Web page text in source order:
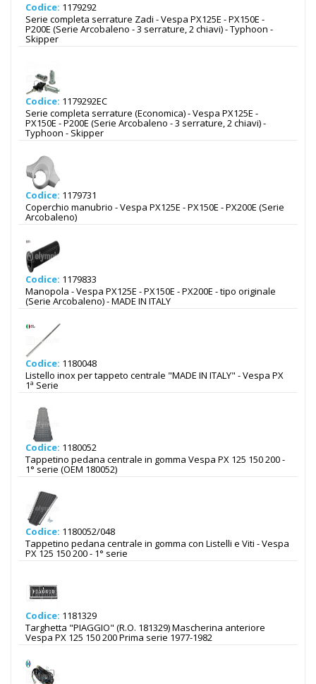
Codice: 1179292
Serie completa serrature Zadi - Vespa PX125E - PX150E -
P200E (Serie Arcobaleno - 3 serrature, 2 chiavi) - Typhoon -
Skipper
Codice: 1179292EC
Serie completa serrature (Economica) - Vespa PX125E -
PX150E - P200E (Serie Arcobaleno - 3 serrature, 2 chiavi) -
Typhoon - Skipper
Codice: 1179731
Coperchio manubrio - Vespa PX125E - PX150E - PX200E (Serie
Arcobaleno)
Codice: 1179833
Manopola - Vespa PX125E - PX150E - PX200E - tipo originale
(Serie Arcobaleno) - MADE IN ITALY
Codice: 1180048
Listello inox per tappeto centrale "MADE IN ITALY" - Vespa PX
1ª Serie
Codice: 1180052
Tappetino pedana centrale in gomma Vespa PX 125 150 200 -
1° serie (OEM 180052)
Codice: 1180052/048
Tappetino pedana centrale in gomma con Listelli e Viti - Vespa
PX 125 150 200 - 1° serie
Codice: 1181329
Targhetta "PIAGGIO" (R.O. 181329) Mascherina anteriore
Vespa PX 125 150 200 Prima serie 1977-1982